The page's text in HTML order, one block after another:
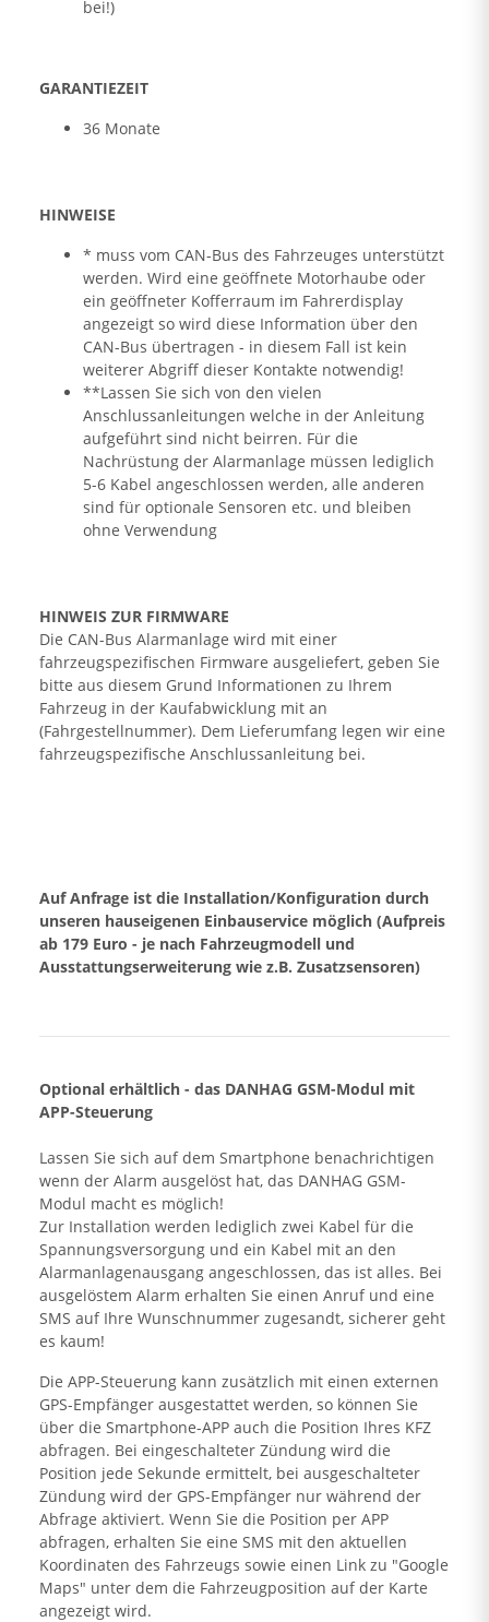
bei!)
GARANTIEZEIT
36 Monate
HINWEISE
* muss vom CAN-Bus des Fahrzeuges unterstützt
werden. Wird eine geöffnete Motorhaube oder
ein geöffneter Kofferraum im Fahrerdisplay
angezeigt so wird diese Information über den
CAN-Bus übertragen - in diesem Fall ist kein
weiterer Abgriff dieser Kontakte notwendig!
**Lassen Sie sich von den vielen
Anschlussanleitungen welche in der Anleitung
aufgeführt sind nicht beirren. Für die
Nachrüstung der Alarmanlage müssen lediglich
5-6 Kabel angeschlossen werden, alle anderen
sind für optionale Sensoren etc. und bleiben
ohne Verwendung
HINWEIS ZUR FIRMWARE
Die CAN-Bus Alarmanlage wird mit einer
fahrzeugspezifischen Firmware ausgeliefert, geben Sie
bitte aus diesem Grund Informationen zu Ihrem
Fahrzeug in der Kaufabwicklung mit an
(Fahrgestellnummer). Dem Lieferumfang legen wir eine
fahrzeugspezifische Anschlussanleitung bei.
Auf Anfrage ist die Installation/Konfiguration durch
unseren hauseigenen Einbauservice möglich (Aufpreis
ab 179 Euro - je nach Fahrzeugmodell und
Ausstattungserweiterung wie z.B. Zusatzsensoren)
Optional erhältlich - das DANHAG GSM-Modul mit
APP-Steuerung
Lassen Sie sich auf dem Smartphone benachrichtigen
wenn der Alarm ausgelöst hat, das DANHAG GSM-
Modul macht es möglich!
Zur Installation werden lediglich zwei Kabel für die
Spannungsversorgung und ein Kabel mit an den
Alarmanlagenausgang angeschlossen, das ist alles. Bei
ausgelöstem Alarm erhalten Sie einen Anruf und eine
SMS auf Ihre Wunschnummer zugesandt, sicherer geht
es kaum!
Die APP-Steuerung kann zusätzlich mit einen externen
GPS-Empfänger ausgestattet werden, so können Sie
über die Smartphone-APP auch die Position Ihres KFZ
abfragen. Bei eingeschalteter Zündung wird die
Position jede Sekunde ermittelt, bei ausgeschalteter
Zündung wird der GPS-Empfänger nur während der
Abfrage aktiviert. Wenn Sie die Position per APP
abfragen, erhalten Sie eine SMS mit den aktuellen
Koordinaten des Fahrzeugs sowie einen Link zu "Google
Maps" unter dem die Fahrzeugposition auf der Karte
angezeigt wird.